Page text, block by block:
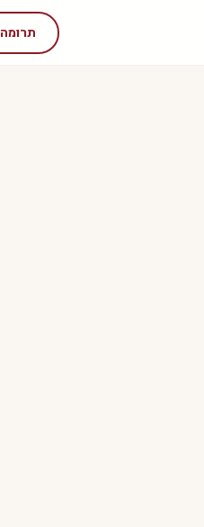
תרומה